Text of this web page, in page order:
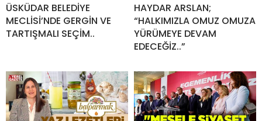
ÜSKÜDAR BELEDİYE
MECLİSİ’NDE GERGİN VE
TARTIŞMALI SEÇİM..
HAYDAR ARSLAN;
“HALKIMIZLA OMUZ OMUZA
YÜRÜMEYE DEVAM
EDECEĞİZ..”